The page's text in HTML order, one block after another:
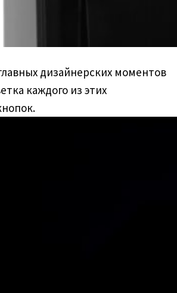
дизайнерских моментов
каждого из этих